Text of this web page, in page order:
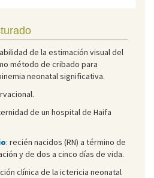
de la estimación visual del
método de cribado para
neonatal significativa.
de un hospital de Haifa
: recién nacidos (RN) a término de
y de dos a cinco días de vida.
clínica de la ictericia neonatal